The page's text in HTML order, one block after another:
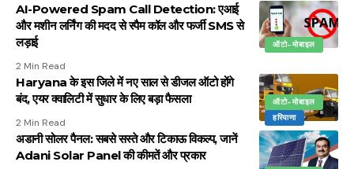
ऑटो-मोबाइल
AI-Powered Spam Call Detection: एआई
और मशीन लर्निंग की मदद से स्पैम कॉल और फर्जी SMS से
लड़ाई
2 Min Read
ऑटो-मोबाइल
हरियाणा
Haryana के इस जिले में नए साल से डीजल ऑटो होंगे
बंद, एयर क्वालिटी में सुधार के लिए बड़ा फैसला
2 Min Read
अडानी सोलर पैनल: सबसे सस्ते और टिकाऊ विकल्प, जानें
Adani Solar Panel की कीमतें और प्रकार